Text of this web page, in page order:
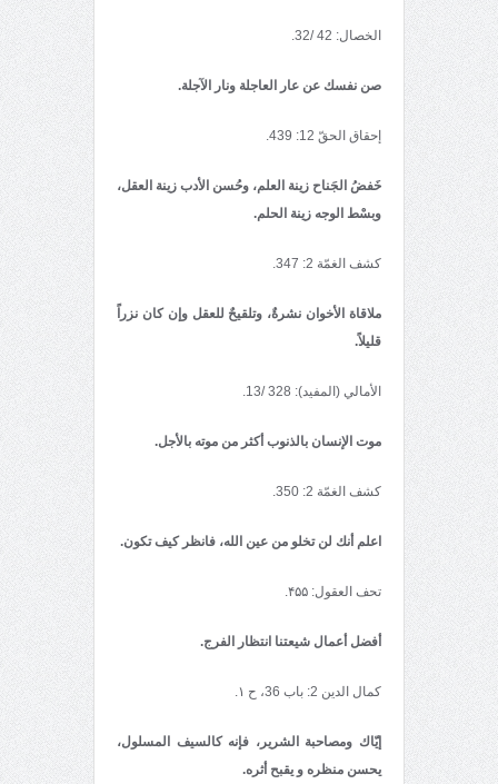
الخصال: 42 /32.
صن نفسك عن عار العاجلة ونار الآجلة.
إحقاق الحقّ 12: 439.
خَفضُ الجَناح زینة العلم، وحُسن الأدب زینة العقل،
وبسْط الوجه زینة الحلم.
کشف الغمّة 2: 347.
ملاقاة الأخوان نشرةٌ، وتلقیحٌ للعقل وإن كان نزراً
قلیلاً.
الأمالي (المفید): 328 /13.
موت الإنسان بالذنوب أكثر من موته بالأجل.
كشف الغمّة 2: 350.
اعلم أنك لن تخلو من عین الله، فانظر كیف تكون.
تحف العقول: ۴۵۵.
أفضل أعمال شیعتنا انتظار الفرج.
كمال الدین 2: باب 36، ح ۱.
إیّاك ومصاحبة الشریر، فإنه كالسیف المسلول،
یحسن منظره و یقبح أثره.